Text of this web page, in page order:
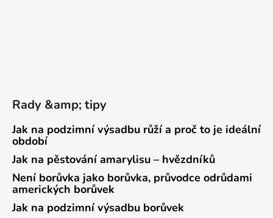
Rady &amp; tipy
Jak na podzimní výsadbu růží a proč to je ideální
období
Jak na pěstování amarylisu – hvězdníků
Není borůvka jako borůvka, průvodce odrůdami
amerických borůvek
Jak na podzimní výsadbu borůvek